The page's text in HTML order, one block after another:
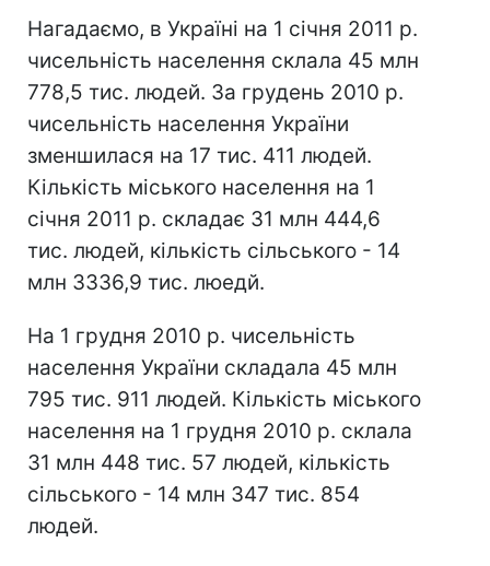
Нагадаємо, в Україні на 1 січня 2011 р.
чисельність населення склала 45 млн
778,5 тис. людей. За грудень 2010 р.
чисельність населення України
зменшилася на 17 тис. 411 людей.
Кількість міського населення на 1
січня 2011 р. складає 31 млн 444,6
тис. людей, кількість сільського - 14
млн 3336,9 тис. люедй.
На 1 грудня 2010 р. чисельність
населення України складала 45 млн
795 тис. 911 людей. Кількість міського
населення на 1 грудня 2010 р. склала
31 млн 448 тис. 57 людей, кількість
сільського - 14 млн 347 тис. 854
людей.